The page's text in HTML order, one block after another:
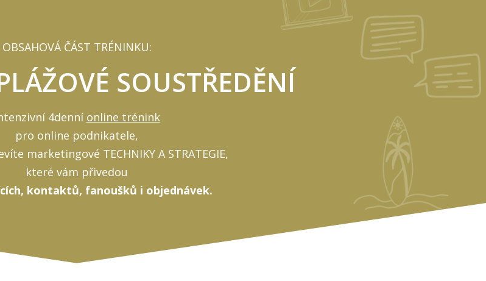
OBSAHOVÁ ČÁST TRÉNINKU:
SOUSTŘEDĚNÍ
4denní online trénink
pro online podnikatele,
marketingové TECHNIKY A STRATEGIE,
které vám přivedou
kontaktů, fanoušků i objednávek.